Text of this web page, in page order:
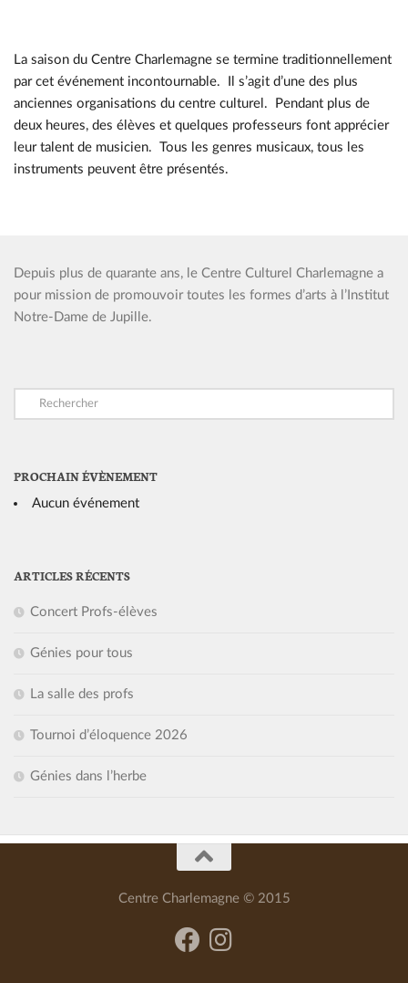
La saison du Centre Charlemagne se termine traditionnellement
par cet événement incontournable. Il s’agit d’une des plus
anciennes organisations du centre culturel. Pendant plus de
deux heures, des élèves et quelques professeurs font apprécier
leur talent de musicien. Tous les genres musicaux, tous les
instruments peuvent être présentés.
Depuis plus de quarante ans, le Centre Culturel Charlemagne a
pour mission de promouvoir toutes les formes d’arts à l’Institut
Notre-Dame de Jupille.
PROCHAIN ÉVÈNEMENT
Aucun événement
ARTICLES RÉCENTS
Concert Profs-élèves
Génies pour tous
La salle des profs
Tournoi d’éloquence 2026
Génies dans l’herbe
Centre Charlemagne © 2015